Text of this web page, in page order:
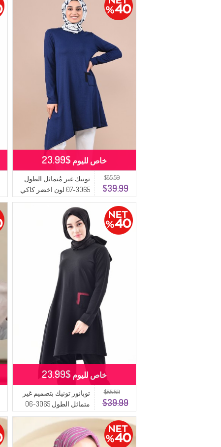
$85.59
$39.99
تونيك غير مُتماثل الطول
3065-07 لون اخضر كاكي
خاص لليوم $23.99
$85.59
$39.99
توبانور تونيك بتصميم غير
متماثل الطول 3065-06
لون اسود
خاص لليوم $23.99